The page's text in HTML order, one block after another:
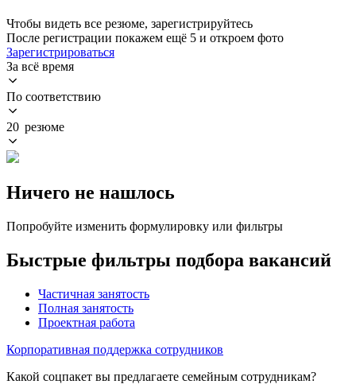
Чтобы видеть все резюме, зарегистрируйтесь
После регистрации покажем ещё 5 и откроем фото
Зарегистрироваться
За всё время
По соответствию
20 резюме
Ничего не нашлось
Попробуйте изменить формулировку или фильтры
Быстрые фильтры подбора вакансий
Частичная занятость
Полная занятость
Проектная работа
Корпоративная поддержка сотрудников
Какой соцпакет вы предлагаете семейным сотрудникам?